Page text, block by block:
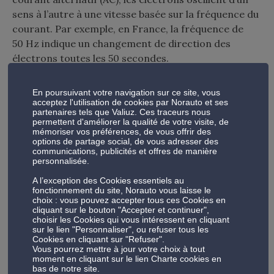
sens à l’autre à une vitesse basée sur la fréquence du
courant. Par exemple, en France, la fréquence de
50 Hz indique un changement de direction des
électrons toutes les 50 secondes.
Le courant alternatif est utilisé pour le transport
d’électricité, car les pertes en transport sont moins
importantes. C’est donc également ce type de
courant qui sort d’une prise électrique. Charger une
batterie de voiture électrique en courant continu
présente cependant des avantages, en permettant
de transmettre une plus grande quantité d’énergie
plus rapidement et directement. Les bornes les plus
rapides ont donc recours à des technologies pour
convertir le courant alternatif en courant continu.
Elles peuvent nécessiter une prise spécifique pour
fonctionner correctement avec certains véhicules.
En poursuivant votre navigation sur ce site, vous
acceptez l'utilisation de cookies par Norauto et ses
partenaires tels que Valiuz. Ces traceurs nous
permettent d'améliorer la qualité de votre visite, de
mémoriser vos préférences, de vous offrir des
options de partage social, de vous adresser des
communications, publicités et offres de manière
personnalisée.
A l’exception des Cookies essentiels au
fonctionnement du site, Norauto vous laisse le
choix : vous pouvez accepter tous ces Cookies en
cliquant sur le bouton "Accepter et continuer",
choisir les Cookies qui vous intéressent en cliquant
sur le lien "Personnaliser", ou refuser tous les
Cookies en cliquant sur "Refuser".
Vous pourrez mettre à jour votre choix à tout
moment en cliquant sur le lien Charte cookies en
bas de notre site.